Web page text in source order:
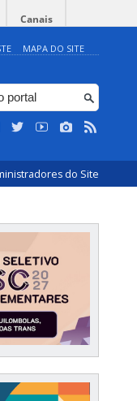
Canais
MAPA DO SITE
do Site